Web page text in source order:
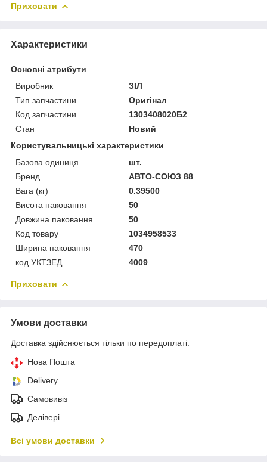
Приховати
Характеристики
Основні атрибути
Виробник
ЗІЛ
Тип запчастини
Оригінал
Код запчастини
1303408020Б2
Стан
Новий
Користувальницькі характеристики
Базова одиниця
шт.
Бренд
АВТО-СОЮЗ 88
Вага (кг)
0.39500
Висота паковання
50
Довжина паковання
50
Код товару
1034958533
Ширина паковання
470
код УКТЗЕД
4009
Приховати
Умови доставки
Доставка здійснюється тільки по передоплаті.
Нова Пошта
Delivery
Самовивіз
Делівері
Всі умови доставки